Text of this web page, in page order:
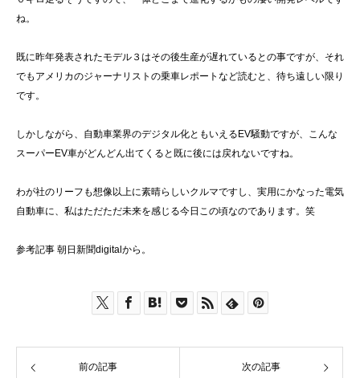
ね。
既に昨年発表されたモデル３はその後生産が遅れているとの事ですが、それ
でもアメリカのジャーナリストの乗車レポートなど読むと、待ち遠しい限り
です。
しかしながら、自動車業界のデジタル化ともいえるEV騒動ですが、こんな
スーパーEV車がどんどん出てくると既に後には戻れないですね。
わが社のリーフも想像以上に素晴らしいクルマですし、実用にかなった電気
自動車に、私はただただ未来を感じる今日この頃なのであります。笑
参考記事 朝日新聞digitalから。
前の記事 次の記事